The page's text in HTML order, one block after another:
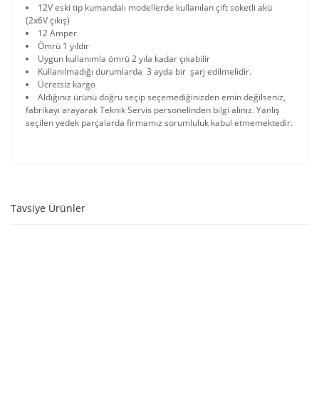
12V eski tip kumandalı modellerde kullanılan çift soketli akü
(2x6V çıkış)
12 Amper
Ömrü 1 yıldır
Uygun kullanımla ömrü 2 yıla kadar çıkabilir
Kullanılmadığı durumlarda 3 ayda bir şarj edilmelidir.
Ücretsiz kargo
Aldığınız ürünü doğru seçip seçemediğinizden emin değilseniz,
fabrikayı arayarak Teknik Servis personelinden bilgi alınız. Yanlış
seçilen yedek parçalarda firmamız sorumluluk kabul etmemektedir.
Tavsiye Ürünler